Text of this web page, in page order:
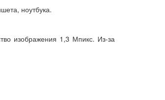
ноутбука.
изображения 1,3 Мпикс. Из-за